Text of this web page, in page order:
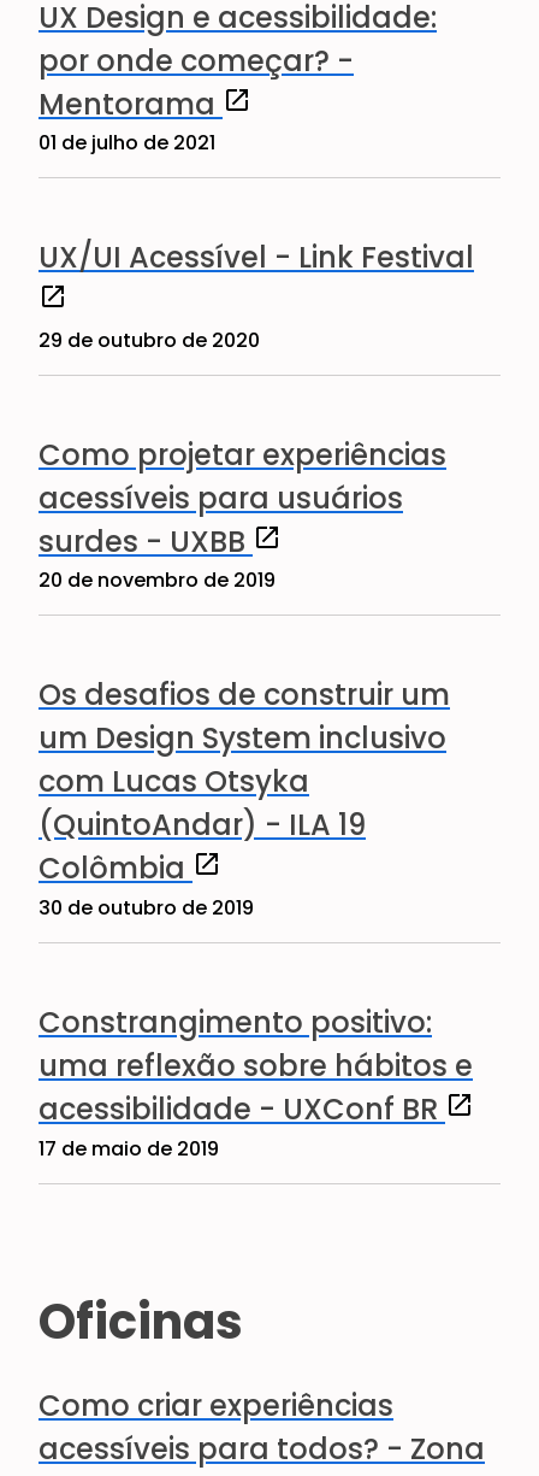
UX Design e acessibilidade:
por onde começar? -
Mentorama (abre em uma nova janela)
01 de julho de 2021
UX/UI Acessível - Link Festival
29 de outubro de 2020
Como projetar experiências
acessíveis para usuários
surdes - UXBB (abre em uma nova
20 de novembro de 2019
Os desafios de construir um
um Design System inclusivo
com Lucas Otsyka
(QuintoAndar) - ILA 19
Colômbia (abre em uma nova janela)
30 de outubro de 2019
Constrangimento positivo:
uma reflexão sobre hábitos e
acessibilidade - UXConf BR (abre
17 de maio de 2019
Oficinas
Como criar experiências
acessíveis para todos? - Zona